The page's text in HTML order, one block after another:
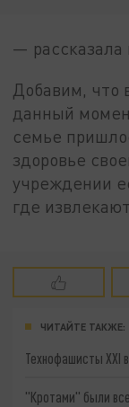
— рассказала
Добавим,
данный
семье
здоровье
учреждении
где
ЧИТАЙТЕ ТАКЖЕ:
Технофашисты XXI
"Кротами" были